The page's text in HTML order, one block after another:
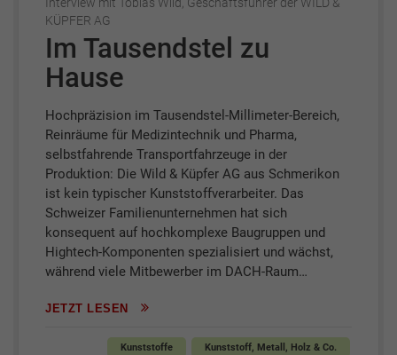
KÜPFER AG
Im Tausendstel zu
Hause
Hochpräzision im Tausendstel-Millimeter-Bereich,
Reinräume für Medizintechnik und Pharma,
selbstfahrende Transportfahrzeuge in der
Produktion: Die Wild & Küpfer AG aus Schmerikon
ist kein typischer Kunststoffverarbeiter. Das
Schweizer Familienunternehmen hat sich
konsequent auf hochkomplexe Baugruppen und
Hightech-Komponenten spezialisiert und wächst,
während viele Mitbewerber im DACH-Raum…
JETZT LESEN
Kunststoffe Kunststoff, Metall, Holz & Co.